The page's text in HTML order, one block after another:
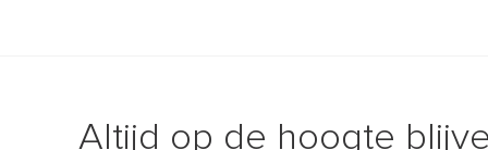
Altijd op de hoogte